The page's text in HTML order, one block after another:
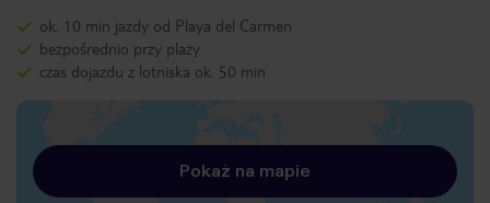
ok. 10 min jazdy od Playa del Carmen
bezpośrednio przy plaży
czas dojazdu z lotniska ok. 50 min
Pokaż na mapie